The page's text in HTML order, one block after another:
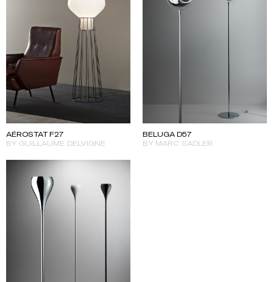
AÉROSTAT F27
BY GUILLAUME DELVIGNE
BELUGA D57
BY MARC SADLER